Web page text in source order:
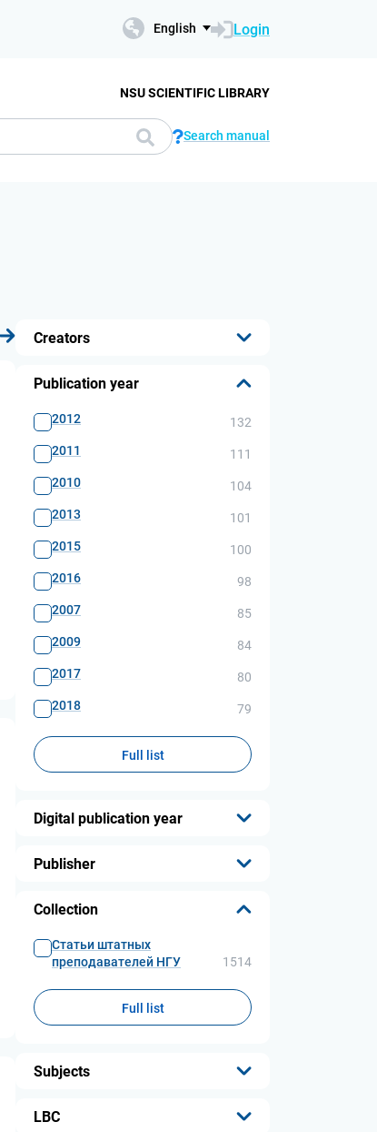
English Login
NSU SCIENTIFIC LIBRARY
Search manual
Creators
Publication year
2012
132
2011
111
2010
104
2013
101
2015
100
2016
98
2007
85
2009
84
2017
80
2018
79
Full list
Digital publication year
Publisher
Collection
Статьи штатных
преподавателей НГУ
1514
Full list
Subjects
LBC